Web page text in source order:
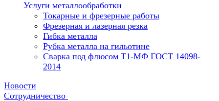
Услуги металлообработки
Токарные и фрезерные работы
Фрезерная и лазерная резка
Гибка металла
Рубка металла на гильотине
Сварка под флюсом Т1-МФ ГОСТ 14098-
2014
Новости
Сотрудничество